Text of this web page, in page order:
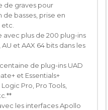
de graves pour
de basses, prise en
plus de 200 plug-ins
et AAX 64 bits dans les
de plug-ins UAD
et Essentials+
Pro, Pro Tools,
les interfaces Apollo